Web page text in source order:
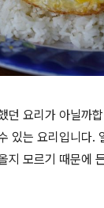
던 요리가 아닐까
있는 요리입니다.
지 모르기 때문에